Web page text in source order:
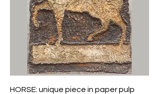
HORSE: unique piece in paper pulp